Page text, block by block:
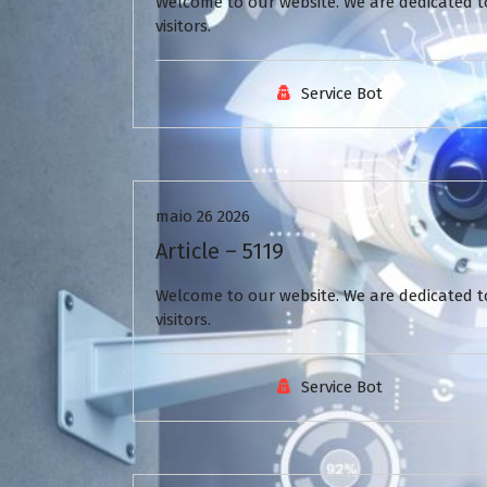
visitors.
Service Bot
Uncategorized
maio 26 2026
Article – 5119
Welcome to our website. We are
visitors.
Service Bot
Uncategorized